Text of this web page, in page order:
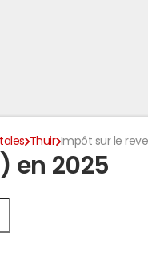
Thuir Impôt sur le
en 2025